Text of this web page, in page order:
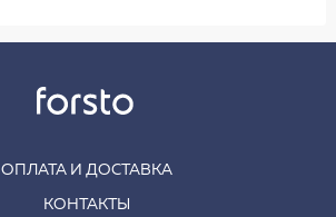
ОПЛАТА И ДОСТАВКА
КОНТАКТЫ